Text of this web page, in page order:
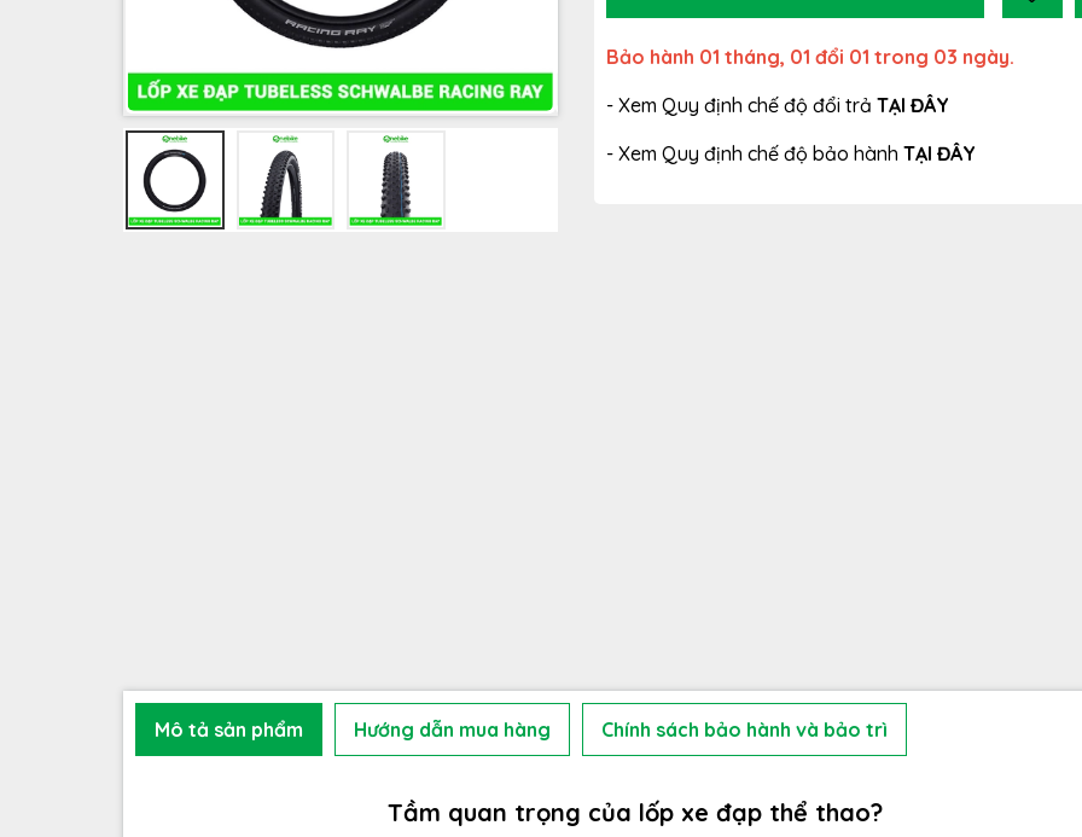
Bảo hành 01 tháng, 01 đổi 01 trong 03 ngày.
- Xem Quy định chế độ đổi trả TẠI ĐÂY
- Xem Quy định chế độ bảo hành TẠI ĐÂY
Mô tả sản phẩm Hướng dẫn mua hàng Chính sách bảo hành và bảo trì
Tầm quan trọng của lốp xe đạp thể thao?